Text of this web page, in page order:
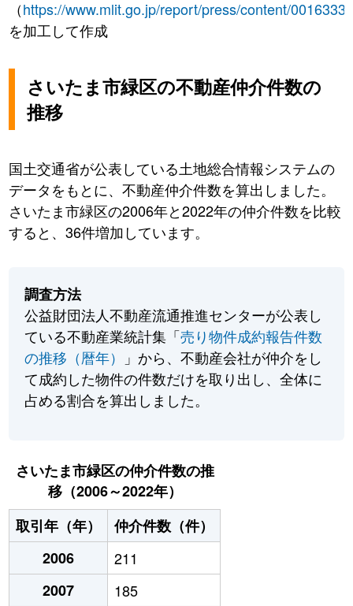
（https://www.mlit.go.jp/report/press/content/
を加工して作成
さいたま市緑区の不動産仲介件数の
推移
国土交通省が公表している土地総合情報システムの
データをもとに、不動産仲介件数を算出しました。
さいたま市緑区の2006年と2022年の仲介件数を比較
すると、36件増加しています。
調査方法
公益財団法人不動産流通推進センターが公表し
ている不動産業統計集「売り物件成約報告件数
の推移（暦年）
」から、不動産会社が仲介をし
て成約した物件の件数だけを取り出し、全体に
占める割合を算出しました。
さいたま市緑区の仲介件数の推
移（2006～2022年）
取引年（年）
仲介件数（件）
2006
211
2007
185